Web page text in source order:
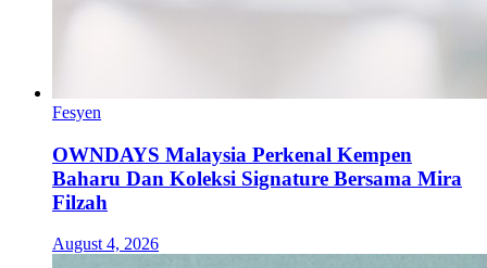
Fesyen
OWNDAYS Malaysia Perkenal Kempen
Baharu Dan Koleksi Signature Bersama Mira
Filzah
August 4, 2026